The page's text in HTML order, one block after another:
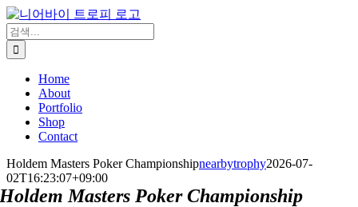
콘
텐
츠
로
검
색:
Home
About
Portfolio
Shop
Contact
Holdem Masters Poker Championshipnearbytrophy2026-07-
02T16:23:07+09:00
Holdem Masters Poker Championship